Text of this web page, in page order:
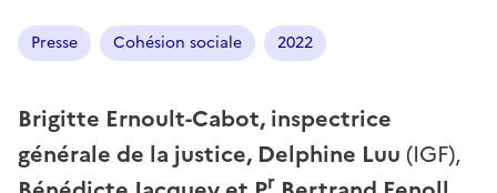
Presse Cohésion sociale 2022
Brigitte Ernoult-Cabot, inspectrice
générale de la justice, Delphine Luu (IGF),
r